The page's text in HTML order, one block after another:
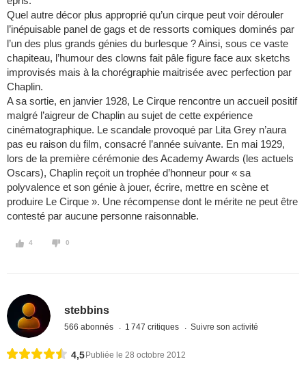
Quel autre décor plus approprié qu’un cirque peut voir dérouler
l’inépuisable panel de gags et de ressorts comiques dominés par
l’un des plus grands génies du burlesque ? Ainsi, sous ce vaste
chapiteau, l’humour des clowns fait pâle figure face aux sketchs
improvisés mais à la chorégraphie maitrisée avec perfection par
Chaplin.
A sa sortie, en janvier 1928, Le Cirque rencontre un accueil positif
malgré l’aigreur de Chaplin au sujet de cette expérience
cinématographique. Le scandale provoqué par Lita Grey n’aura
pas eu raison du film, consacré l’année suivante. En mai 1929,
lors de la première cérémonie des Academy Awards (les actuels
Oscars), Chaplin reçoit un trophée d’honneur pour « sa
polyvalence et son génie à jouer, écrire, mettre en scène et
produire Le Cirque ». Une récompense dont le mérite ne peut être
contesté par aucune personne raisonnable.
4 0
stebbins
566 abonnés 1 747 critiques Suivre son activité
4,5 Publiée le 28 octobre 2012